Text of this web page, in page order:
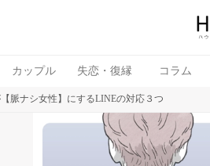
カップル 失恋・復縁 コラム
脈ナシ女性】にするLINEの対応３つ